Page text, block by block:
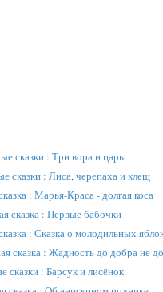
сказки : Три вора и царь
сказки : Лиса, черепаха и клещ
: Марья-Краса - долгая коса
сказка : Первые бабочки
: Сказка о молодильных
сказка : Жадность до добра не
сказки : Барсук и лисёнок